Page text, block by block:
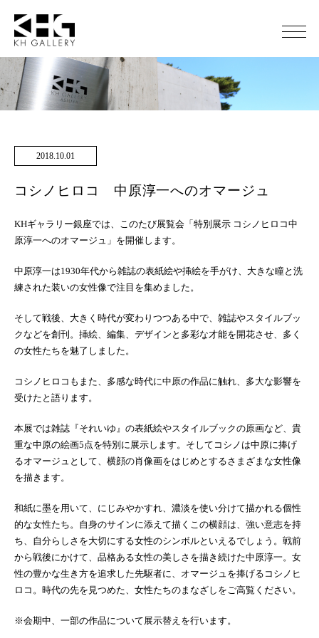
2018.10.01
コシノヒロコ 中原淳一へのオマージュ
KHギャラリー銀座では、このたび展覧会「特別展示 コシノヒロコ中
原淳一へのオマージュ」を開催します。
中原淳一は1930年代から雑誌の表紙絵や挿絵を手がけ、大きな瞳と洗
練された装いの女性像で注目を集めました。
そして戦後、大きく時代が変わりつつある中で、雑誌やスタイルブッ
クなどを創刊。挿絵、編集、デザインと多彩な才能を開花させ、多く
の女性たちを魅了しました。
コシノヒロコもまた、多感な時代に中原の作品に触れ、多大な影響を
受けたと語ります。
本展では雑誌『それいゆ』の表紙絵やスタイルブックの原画など、貴
重な中原の絵画5点を特別に展示します。そしてコシノは中原に捧げ
るオマージュとして、横顔の肖像画をはじめとするさまざまな女性像
を描きます。
和紙に墨を用いて、にじみやかすれ、濃淡を使い分けて描かれる個性
的な女性たち。自身のサインに添えて描くこの横顔は、強い意志を持
ち、自分らしさを大切にする女性のシンボルといえるでしょう。戦前
から戦後にかけて、品格ある女性の美しさを描き続けた中原淳一。女
性の豊かな生き方を追求した先駆者に、オマージュを捧げるコシノヒ
ロコ。時代の先を見つめた、女性たちのまなざしをご高覧ください。
※会期中、一部の作品について展示替えを行います。